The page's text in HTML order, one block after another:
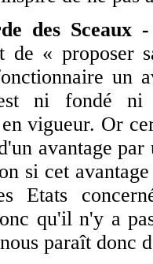
des Sceaux -
de « proposer
un
ni fondé
vigueur. Or
avantage
si cet
Etats
qu'il n'y a
paraît donc